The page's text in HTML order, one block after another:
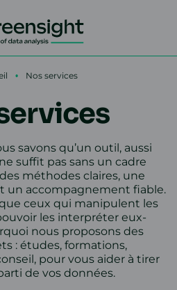
• Nos services
savons qu’un outil, aussi
suffit pas sans un cadre
méthodes claires, une
un accompagnement fiable.
ceux qui manipulent les
les interpréter eux-
nous proposons des
: études, formations,
pour vous aider à tirer
de vos données.